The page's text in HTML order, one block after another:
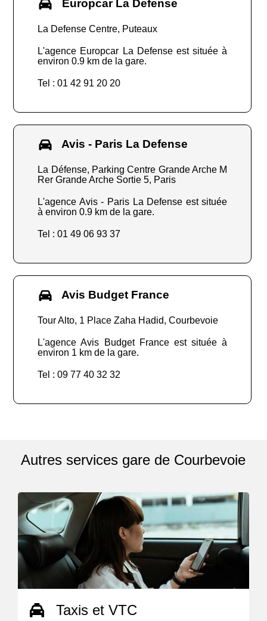
Europcar La Defense
La Defense Centre, Puteaux
L'agence Europcar La Defense est située à
environ 0.9 km de la gare.
Tel : 01 42 91 20 20
Avis - Paris La Defense
La Défense, Parking Centre Grande Arche M
Rer Grande Arche Sortie 5, Paris
L'agence Avis - Paris La Defense est située
à environ 0.9 km de la gare.
Tel : 01 49 06 93 37
Avis Budget France
Tour Alto, 1 Place Zaha Hadid, Courbevoie
L'agence Avis Budget France est située à
environ 1 km de la gare.
Tel : 09 77 40 32 32
Autres services gare de Courbevoie
Taxis et VTC